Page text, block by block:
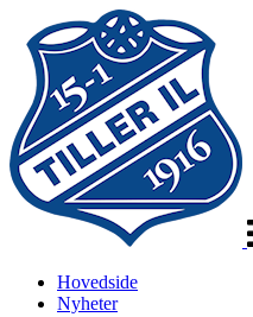
Hovedside
Nyheter